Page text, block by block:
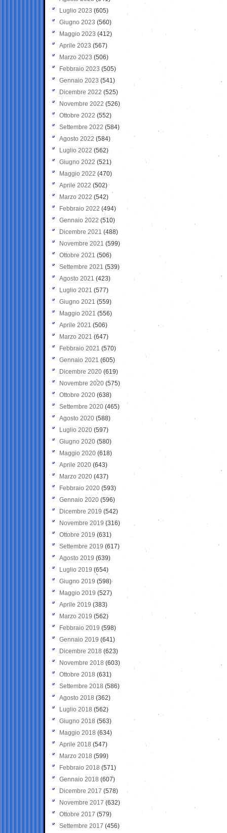
Luglio 2023 (605)
Giugno 2023 (560)
Maggio 2023 (412)
Aprile 2023 (567)
Marzo 2023 (506)
Febbraio 2023 (505)
Gennaio 2023 (541)
Dicembre 2022 (525)
Novembre 2022 (526)
Ottobre 2022 (552)
Settembre 2022 (584)
Agosto 2022 (584)
Luglio 2022 (562)
Giugno 2022 (521)
Maggio 2022 (470)
Aprile 2022 (502)
Marzo 2022 (542)
Febbraio 2022 (494)
Gennaio 2022 (510)
Dicembre 2021 (488)
Novembre 2021 (599)
Ottobre 2021 (506)
Settembre 2021 (539)
Agosto 2021 (423)
Luglio 2021 (577)
Giugno 2021(559)
Maggio 2021 (556)
Aprile 2021 (506)
Marzo 2021 (647)
Febbraio 2021 (570)
Gennaio 2021 (605)
Dicembre 2020 (619)
Novembre 2020 (575)
Ottobre 2020 (638)
Settembre 2020(465)
Agosto 2020 (588)
Luglio 2020 (597)
Giugno 2020 (580)
Maggio 2020 (618)
Aprile 2020 (643)
Marzo 2020 (437)
Febbraio 2020 (593)
Gennaio 2020 (596)
Dicembre 2019 (542)
Novembre 2019 (316)
Ottobre 2019 (631)
Settembre 2019 (617)
Agosto 2019 (639)
Luglio 2019 (654)
Giugno 2019 (598)
Maggio 2019 (527)
Aprile 2019 (383)
Marzo 2019 (562)
Febbraio 2019 (598)
Gennaio 2019 (641)
Dicembre 2018 (623)
Novembre 2018 (603)
Ottobre 2018 (631)
Settembre 2018 (586)
Agosto 2018 (362)
Luglio 2018 (562)
Giugno 2018 (563)
Maggio 2018 (634)
Aprile 2018 (547)
Marzo 2018 (599)
Febbraio 2018 (571)
Gennaio 2018 (607)
Dicembre 2017 (578)
Novembre 2017 (632)
Ottobre 2017 (579)
Settembre 2017 (456)